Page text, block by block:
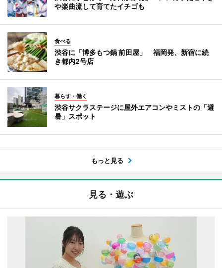
や楽曲流して育てたイチゴも
食べる
渋谷に「博多もつ鍋 前田屋」 福岡発、新宿に続
き都内2号店
暮らす・働く
渋谷サクラステージに屋外エアコンやミストの「避
暑」スポット
もっと見る
見る・遊ぶ